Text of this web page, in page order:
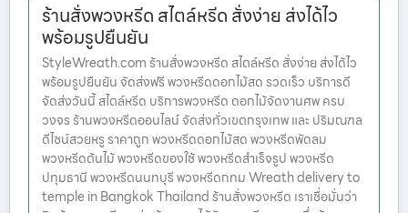
ร้านสั่งพวงหรีด สไตล์หรีด สั่งง่าย ส่งได้ไว
พร้อมรูปยืนยัน
StyleWreath.com ร้านสั่งพวงหรีด สไตล์หรีด สั่งง่าย ส่งได้ไว
พร้อมรูปยืนยัน จัดส่งฟรี พวงหรีดดอกไม้สด รวดเร็ว บริการดี
จัดส่งวันนี้ สไตล์หรีด บริการพวงหรีด ดอกไม้จัดงานศพ ครบ
วงจร ร้านพวงหรีดออนไลน์ จัดส่งทั่วเขตกรุงเทพ และ ปริมณฑล
ดีไซน์สวยหรู ราคาถูก พวงหรีดดอกไม้สด พวงหรีดพัดลม
พวงหรีดต้นไม้ พวงหรีดของใช้ พวงหรีดสำเร็จรูป พวงหรีด
ปทุมธานี พวงหรีดนนทบุรี พวงหรีดกทม Wreath delivery to
temple in Bangkok Thailand ร้านสั่งพวงหรีด เราเชื่อมั่นว่า